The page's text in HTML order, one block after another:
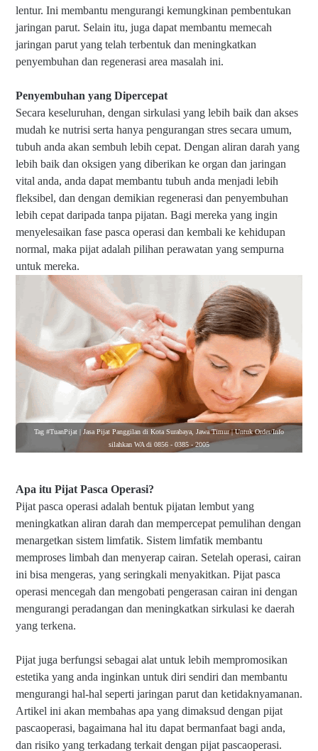
lentur. Ini membantu mengurangi kemungkinan pembentukan
jaringan parut. Selain itu, juga dapat membantu memecah
jaringan parut yang telah terbentuk dan meningkatkan
penyembuhan dan regenerasi area masalah ini.
Penyembuhan yang Dipercepat
Secara keseluruhan, dengan sirkulasi yang lebih baik dan akses
mudah ke nutrisi serta hanya pengurangan stres secara umum,
tubuh anda akan sembuh lebih cepat. Dengan aliran darah yang
lebih baik dan oksigen yang diberikan ke organ dan jaringan
vital anda, anda dapat membantu tubuh anda menjadi lebih
fleksibel, dan dengan demikian regenerasi dan penyembuhan
lebih cepat daripada tanpa pijatan. Bagi mereka yang ingin
menyelesaikan fase pasca operasi dan kembali ke kehidupan
normal, maka pijat adalah pilihan perawatan yang sempurna
untuk mereka.
Tag #TuanPijat | Jasa Pijat Panggilan di Kota Surabaya, Jawa Timur | Untuk Order/Info
silahkan WA di 0856 - 0385 - 2005
Apa itu Pijat Pasca Operasi?
Pijat pasca operasi adalah bentuk pijatan lembut yang
meningkatkan aliran darah dan mempercepat pemulihan dengan
menargetkan sistem limfatik. Sistem limfatik membantu
memproses limbah dan menyerap cairan. Setelah operasi, cairan
ini bisa mengeras, yang seringkali menyakitkan. Pijat pasca
operasi mencegah dan mengobati pengerasan cairan ini dengan
mengurangi peradangan dan meningkatkan sirkulasi ke daerah
yang terkena.
Pijat juga berfungsi sebagai alat untuk lebih mempromosikan
estetika yang anda inginkan untuk diri sendiri dan membantu
mengurangi hal-hal seperti jaringan parut dan ketidaknyamanan.
Artikel ini akan membahas apa yang dimaksud dengan pijat
pascaoperasi, bagaimana hal itu dapat bermanfaat bagi anda,
dan risiko yang terkadang terkait dengan pijat pascaoperasi.